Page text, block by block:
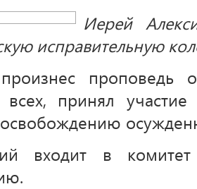
Иерей
исправительную
проповедь
всех, принял
входит в